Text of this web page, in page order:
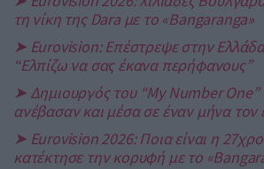
τη νίκη της Dara με το «Bangaranga»
➤ Eurovision: Επέστρεψε στην
“Ελπίζω να σας έκανα περήφανους”
➤ Δημιουργός του “My Number One”
ανέβασαν και μέσα σε έναν μήνα τον
➤ Eurovision 2026: Ποια είναι η
κατέκτησε την κορυφή με το